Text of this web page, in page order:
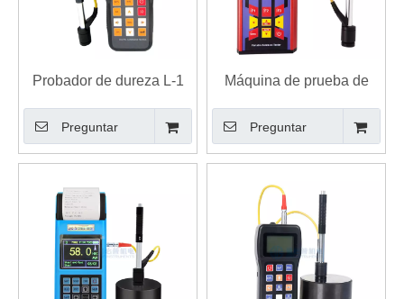
Probador de dureza L-1
del durómetro Leeb del
rebote de la máquina de
prueba de dureza del
Preguntar
Máquina de prueba de
dureza de rebote Leeb
portátil de alta precisión
Durómetro L-4S
Preguntar